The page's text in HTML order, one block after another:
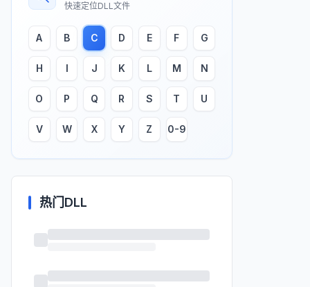
快速定位DLL文件
A B C D E F G
H I J K L M N
O P Q R S T U
V W X Y Z 0-9
热门DLL